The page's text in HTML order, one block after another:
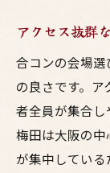
アクセス抜群
合コンの会場
の良さです。
者全員が集合し
梅田は大阪の
が集中している